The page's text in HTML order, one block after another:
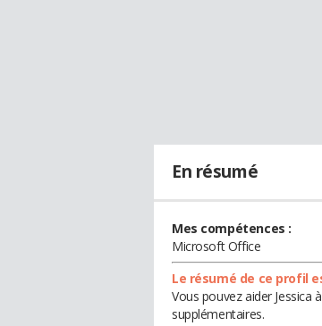
En résumé
Mes compétences :
Microsoft Office
Le résumé de ce profil
Vous pouvez aider Jessica
supplémentaires.